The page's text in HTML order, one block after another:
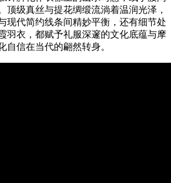
顶级真丝与提花绸缎流淌着温润光泽，
现代简约线条间精妙平衡，还有细节处
羽衣，都赋予礼服深邃的文化底蕴与摩
自信在当代的翩然转身。